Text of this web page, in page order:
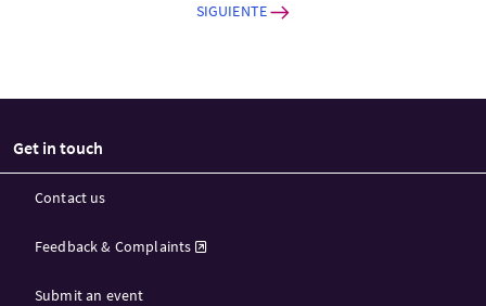
SIGUIENTE
Get in touch
Contact us
Feedback & Complaints
Submit an event